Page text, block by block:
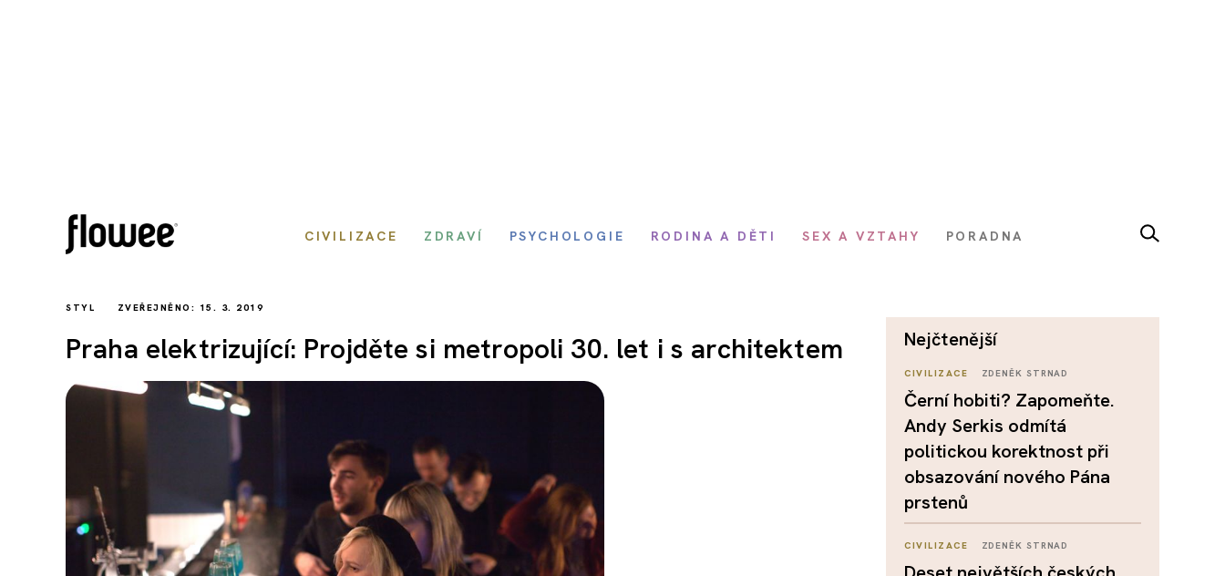
CIVILIZACE ZDRAVÍ PSYCHOLOGIE RODINA A DĚTI SEX A VZTAHY PORADNA
STYL ZVEŘEJNĚNO: 15. 3. 2019
Praha elektrizující: Projděte si metropoli 30. let i s architektem nejčtenější
CIVILIZACE ZDENĚK STRNAD
Černí hobiti? Zapomeňte.
Andy Serkis odmítá
politickou korektnost při
obsazování nového Pána
prstenů
CIVILIZACE ZDENĚK STRNAD